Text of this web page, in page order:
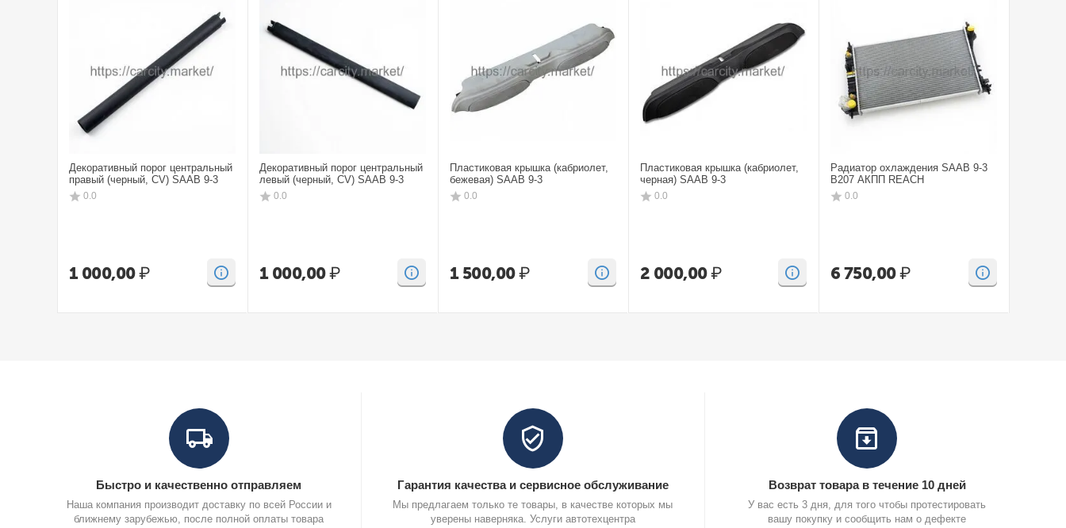
Декоративный порог центральный
правый (черный, CV) SAAB 9-3
0.0
1 000,00₽
Декоративный порог центральный
левый (черный, CV) SAAB 9-3
0.0
1 000,00₽
Пластиковая крышка (кабриолет,
бежевая) SAAB 9-3
0.0
1 500,00₽
Пластиковая крышка (кабриолет,
черная) SAAB 9-3
0.0
2 000,00₽
Радиатор охлаждения SAAB 9-3
B207 АКПП REACH
0.0
6 750,00₽
Быстро и качественно отправляем
Наша компания производит доставку по всей России и
ближнему зарубежью, после полной оплаты товара
Гарантия качества и сервисное обслуживание
Мы предлагаем только те товары, в качестве которых мы
уверены наверняка. Услуги автотехцентра
Возврат товара в течение 10 дней
У вас есть 3 дня, для того чтобы протестировать
вашу покупку и сообщить нам о дефекте